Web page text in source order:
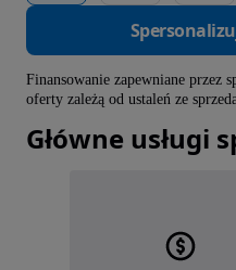
Finansowanie zapewniane przez
oferty zależą od ustaleń ze
Główne usługi